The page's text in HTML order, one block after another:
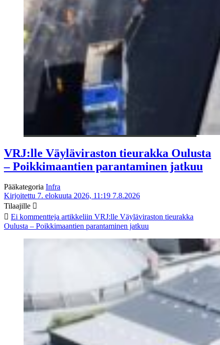
VRJ:lle Väyläviraston tieurakka Oulusta
– Poikkimaantien parantaminen jatkuu
Pääkategoria Infra
Kirjoitettu 7. elokuuta 2026, 11:19 7.8.2026
Tilaajille
Ei kommentteja artikkeliin VRJ:lle Väyläviraston tieurakka
Oulusta – Poikkimaantien parantaminen jatkuu